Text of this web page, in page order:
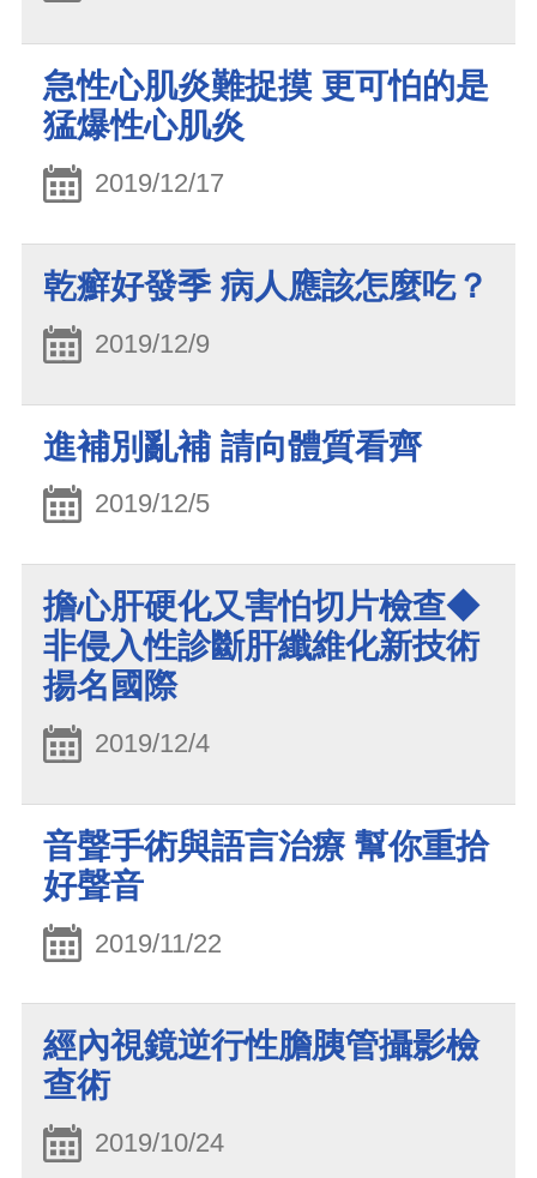
急性心肌炎難捉摸 更可怕的是
猛爆性心肌炎
2019/12/17
乾癬好發季 病人應該怎麼吃？
2019/12/9
進補別亂補 請向體質看齊
2019/12/5
擔心肝硬化又害怕切片檢查◆
非侵入性診斷肝纖維化新技術
揚名國際
2019/12/4
音聲手術與語言治療 幫你重拾
好聲音
2019/11/22
經內視鏡逆行性膽胰管攝影檢
查術
2019/10/24